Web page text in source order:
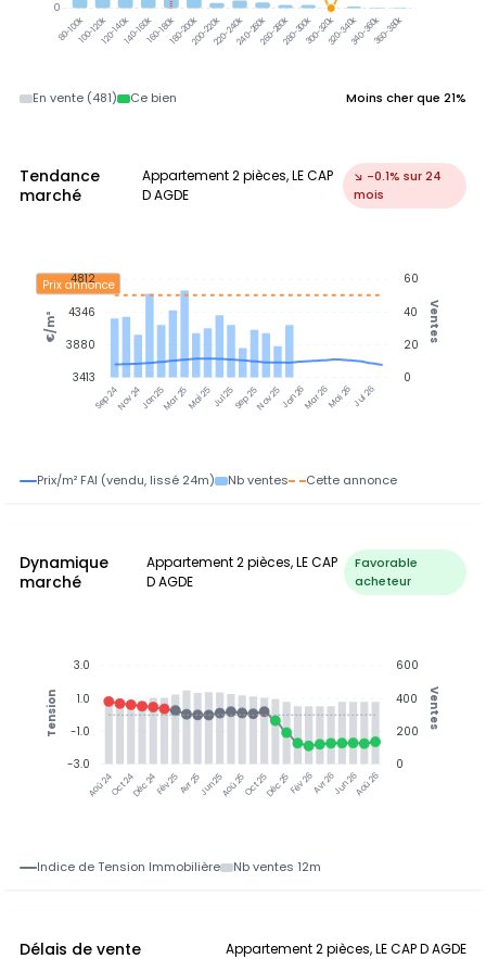
80-100k100-120k120-140k140-160k160-180k180-200k200-220k220-240k240-260k260-280k280-300k300-320k320-340k340-360k360-380k
0
En vente (481) Ce bien Moins cher que 21%
Tendance
marché
Appartement 2 pièces, LE CAP
D AGDE
↘ -0.1% sur 24
mois
Sep 24Nov 24Jan 25Mar 25Mai 25Jul 25Sep 25Nov 25Jan 26Mar 26Mai 26Jul 26
Prix annonce 60
40
20
0
Ventes
4812
4346
3880
3413
€/m²
Prix/m² FAI (vendu, lissé 24m) Nb ventes Cette annonce
Dynamique
marché
Appartement 2 pièces, LE CAP
D AGDE
Favorable
acheteur
Aoû 24Oct 24Déc 24Fév 25Avr 25Jun 25Aoû 25Oct 25Déc 25Fév 26Avr 26Jun 26Aoû 26
600
400
200
0
Ventes
3.0
1.0
-1.0
-3.0
Tension
Indice de Tension Immobilière Nb ventes 12m
Délais de vente Appartement 2 pièces, LE CAP D AGDE